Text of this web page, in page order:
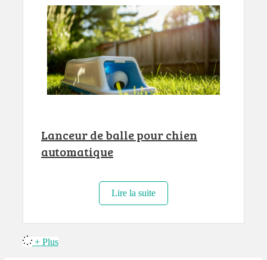
Lanceur de balle pour chien
automatique
Lire la suite
+ Plus